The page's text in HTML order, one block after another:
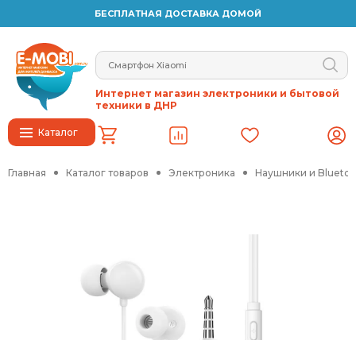
БЕСПЛАТНАЯ ДОСТАВКА ДОМОЙ
Каталог
Интернет магазин электроники и бытовой
техники в ДНР
Главная Каталог товаров Электроника Наушники и